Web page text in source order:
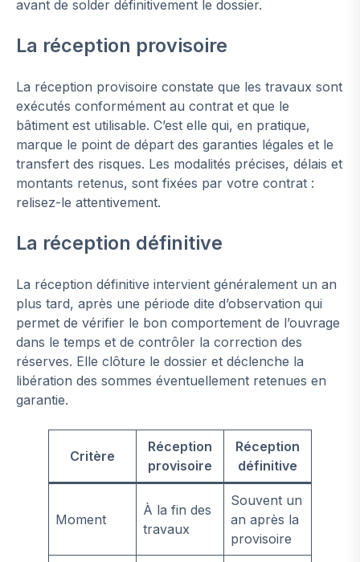
avant de solder définitivement le dossier.
La réception provisoire
La réception provisoire constate que les travaux sont
exécutés conformément au contrat et que le
bâtiment est utilisable. C’est elle qui, en pratique,
marque le point de départ des garanties légales et le
transfert des risques. Les modalités précises, délais et
montants retenus, sont fixées par votre contrat :
relisez-le attentivement.
La réception définitive
La réception définitive intervient généralement un an
plus tard, après une période dite d’observation qui
permet de vérifier le bon comportement de l’ouvrage
dans le temps et de contrôler la correction des
réserves. Elle clôture le dossier et déclenche la
libération des sommes éventuellement retenues en
garantie.
Critère
Réception
provisoire
Réception
définitive
Moment
À la fin des
travaux
Souvent un
an après la
provisoire